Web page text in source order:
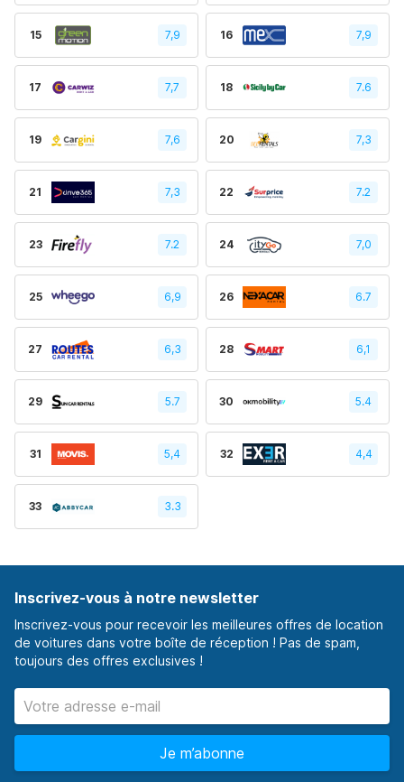
15 7,9 16 7,9
17 7,7 18 7.6
19 7,6 20 7,3
21 7,3 22 7.2
23 7.2 24 7,0
25 6,9 26 6.7
27 6,3 28 6,1
29 5.7 30 5.4
31 5,4 32 4,4
33 3.3
Inscrivez-vous à notre newsletter
Inscrivez-vous pour recevoir les meilleures offres de location
de voitures dans votre boîte de réception ! Pas de spam,
toujours des offres exclusives !
Je m’abonne